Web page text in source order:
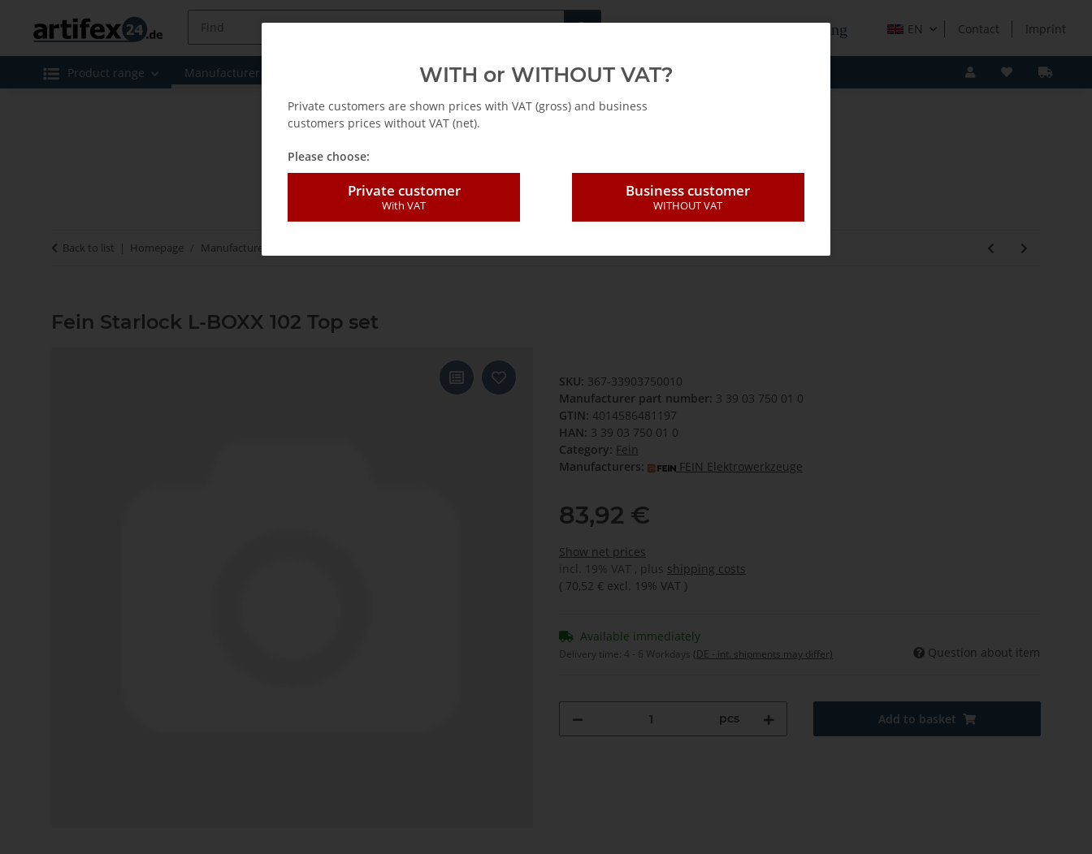
Fachshop für die Holzverarbeitung EN Contact Imprint
Product range Manufacturer Leasing / Mietkauf
Back to list Homepage Manufacturer
Fein Starlock L-BOXX 102 Top set
SKU: 367-33903750010
Manufacturer part number: 3 39 03 750 01 0
GTIN: 4014586481197
HAN: 3 39 03 750 01 0
Category: Fein
Manufacturers:
FEIN Elektrowerkzeuge
83,92 €
Show net prices
incl. 19% VAT , plus shipping costs
( 70,52 € excl. 19% VAT )
Available immediately
Delivery time: 4 - 6 Workdays (DE - int. shipments may differ) Question about item
pcs Add to basket
WITH or WITHOUT VAT?
Private customers are shown prices with VAT (gross) and business
customers prices without VAT (net).
Please choose:
Private customer
With VAT
Business customer
WITHOUT VAT